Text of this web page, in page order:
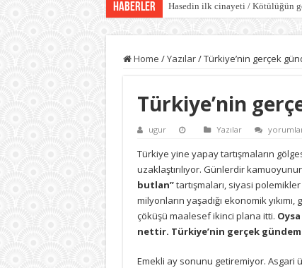
Haberler Hasedin ilk cinayeti / Kötülüğün
Home /Yazılar/Türkiye’nin gerçek
Türkiye’nin
ugur Yazılar
gündemi
geçim
derdi
için
Türkiye yine yapay tartışmaların
uzaklaştırılıyor. Günlerdir
butlan”tartışmaları, siyasi polemikler
milyonların yaşadığı ekonomik yıkımı,
çöküşü maalesef ikinci plana itti.
nettir. Türkiye’nin gerçek
Emekli ay sonunu getiremiyor. Asgari